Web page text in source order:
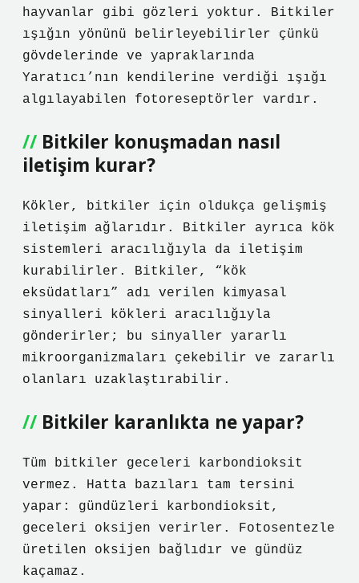
hayvanlar gibi gözleri yoktur. Bitkiler
ışığın yönünü belirleyebilirler çünkü
gövdelerinde ve yapraklarında
Yaratıcı’nın kendilerine verdiği ışığı
algılayabilen fotoreseptörler vardır.
Bitkiler konuşmadan nasıl
iletişim kurar?
Kökler, bitkiler için oldukça gelişmiş
iletişim ağlarıdır. Bitkiler ayrıca kök
sistemleri aracılığıyla da iletişim
kurabilirler. Bitkiler, “kök
eksüdatları” adı verilen kimyasal
sinyalleri kökleri aracılığıyla
gönderirler; bu sinyaller yararlı
mikroorganizmaları çekebilir ve zararlı
olanları uzaklaştırabilir.
Bitkiler karanlıkta ne yapar?
Tüm bitkiler geceleri karbondioksit
vermez. Hatta bazıları tam tersini
yapar: gündüzleri karbondioksit,
geceleri oksijen verirler. Fotosentezle
üretilen oksijen bağlıdır ve gündüz
kaçamaz.